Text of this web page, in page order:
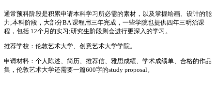
通常预科阶段是积累申请本科学习所必需的素材，以及掌握绘画、设计的能
力;本科阶段，大部分BA 课程用三年完成，一些学院也提供四年三明治课
程，包括 12个月的实习;研究生阶段则会进行更深入的学习。
推荐学校：伦敦艺术大学、创意艺术大学学院。
申请材料：个人陈述、简历、推荐信、雅思成绩、学术成绩单、合格的作品
集，伦敦艺术大学还需要一篇600字的study proposal。